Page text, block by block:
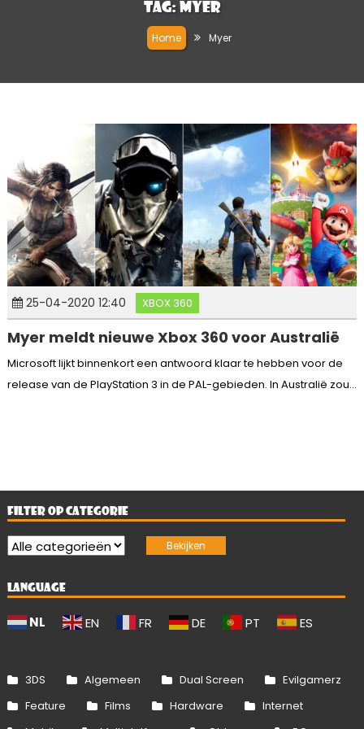
Tag: Myer
Home Myer
25-04-2020 12:40 XBOX 360
Myer meldt nieuwe Xbox 360 voor Australië
Microsoft lijkt binnenkort een antwoord klaar te hebben voor de
release van de PlayStation 3 in de PAL-gebieden. In Australië zou...
FILTER OP CATEGORIE
LANGUAGE
NL EN FR DE PT ES
3DS Algemeen Dual Screen
Evilgamerz
Feature
Films Hardware
Internet